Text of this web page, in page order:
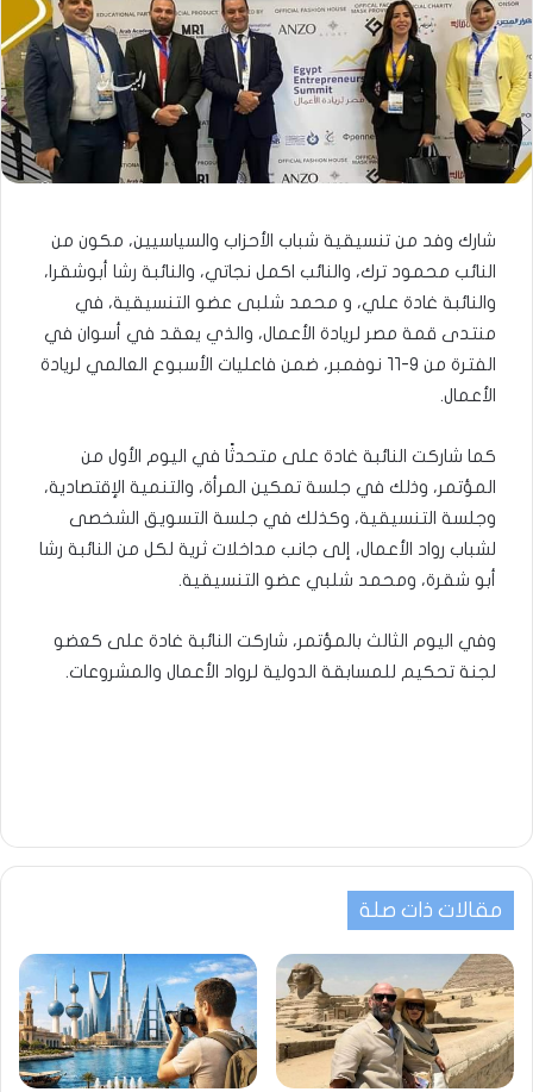
شارك وفد من تنسيقية شباب الأحزاب والسياسيين، مكون من
النائب محمود ترك، والنائب اكمل نجاتي، والنائبة رشا أبوشقرا،
والنائبة غادة علي، و محمد شلبى عضو التنسيقية، في
منتدى قمة مصر لريادة الأعمال، والذي يعقد في أسوان في
الفترة من ٩-١١ نوفمبر، ضمن فاعليات الأسبوع العالمي لريادة
الأعمال.
كما شاركت النائبة غادة على متحدثًا في اليوم الأول من
المؤتمر، وذلك في جلسة تمكين المرأة، والتنمية الإقتصادية،
وجلسة التنسيقية، وكذلك في جلسة التسويق الشخصى
لشباب رواد الأعمال، إلى جانب مداخلات ثرية لكل من النائبة رشا
أبو شقرة، ومحمد شلبي عضو التنسيقية.
وفي اليوم الثالث بالمؤتمر، شاركت النائبة غادة على كعضو
لجنة تحكيم للمسابقة الدولية لرواد الأعمال والمشروعات.
مقالات ذات صلة